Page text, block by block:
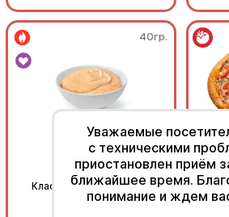
40гр.
155
Спайси соус
Классический японский
острый соус
Уважаемые
с техническими
приостановлен приём
ближайшее время.
понимание и ждем